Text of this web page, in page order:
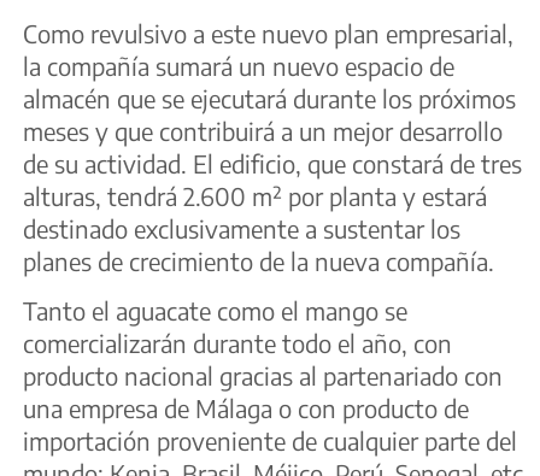
Como revulsivo a este nuevo plan empresarial,
la compañía sumará un nuevo espacio de
almacén que se ejecutará durante los próximos
meses y que contribuirá a un mejor desarrollo
de su actividad. El edificio, que constará de tres
alturas, tendrá 2.600 m² por planta y estará
destinado exclusivamente a sustentar los
planes de crecimiento de la nueva compañía.
Tanto el aguacate como el mango se
comercializarán durante todo el año, con
producto nacional gracias al partenariado con
una empresa de Málaga o con producto de
importación proveniente de cualquier parte del